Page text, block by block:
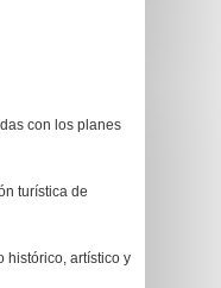
con los planes
turística de
histórico, artístico y